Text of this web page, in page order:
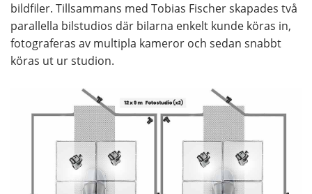
bildfiler. Tillsammans med Tobias Fischer skapades två
parallella bilstudios där bilarna enkelt kunde köras in,
fotograferas av multipla kameror och sedan snabbt
köras ut ur studion.